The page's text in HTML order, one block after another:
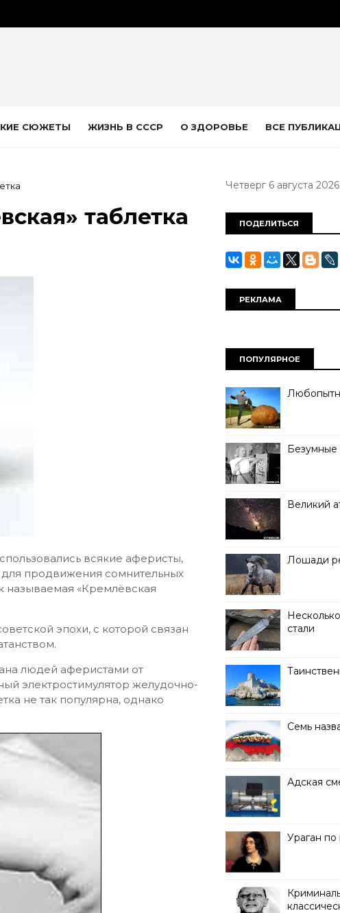
СЮЖЕТЫ ЖИЗНЬ В СССР О ЗДОРОВЬЕ ВСЕ
таблетка
всякие аферисты,
продвижения сомнительных
называемая «Кремлёвская
эпохи, с которой связан
людей аферистами от
электростимулятор желудочно-
не так популярна, однако
Четверг 6 августа 2026
ПОДЕЛИТЬСЯ
РЕКЛАМА
ПОПУЛЯРНОЕ
Безумные
Великий
Лошади
стали
Семь
Адская
Ураган